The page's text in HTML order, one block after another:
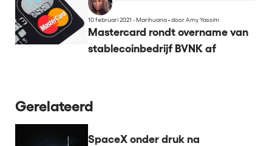
10 februari 2021 - Marihuana•door Amy Yassim
Mastercard rondt overname van
stablecoinbedrijf BVNK af
Gerelateerd
SpaceX onder druk na